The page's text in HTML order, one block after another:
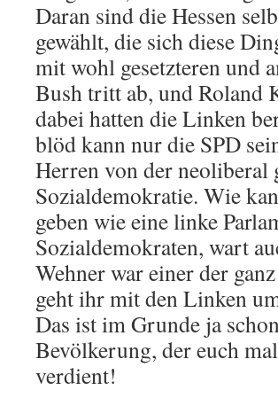
Daran sind die Hessen
gewählt, die sich diese
mit wohl gesetzteren und
Bush tritt ab, und Roland
dabei hatten die Linken
blöd kann nur die SPD
Herren von der neoliberal
Sozialdemokratie. Wie
geben wie eine linke
Sozialdemokraten, wart
Wehner war einer der
geht ihr mit den Linken
Das ist im Grunde ja
Bevölkerung, der euch
verdient!